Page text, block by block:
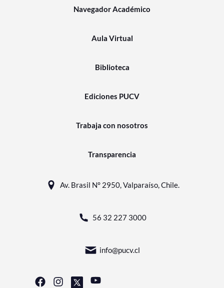
Navegador Académico
Aula Virtual
Biblioteca
Ediciones PUCV
Trabaja con nosotros
Transparencia
Av. Brasil N° 2950, Valparaíso, Chile.
56 32 227 3000
info@pucv.cl